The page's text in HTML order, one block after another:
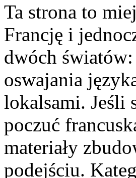
Ta strona to
Francję i
dwóch
oswajania
lokalsami. Jeśli
poczuć
materiały
podejściu.